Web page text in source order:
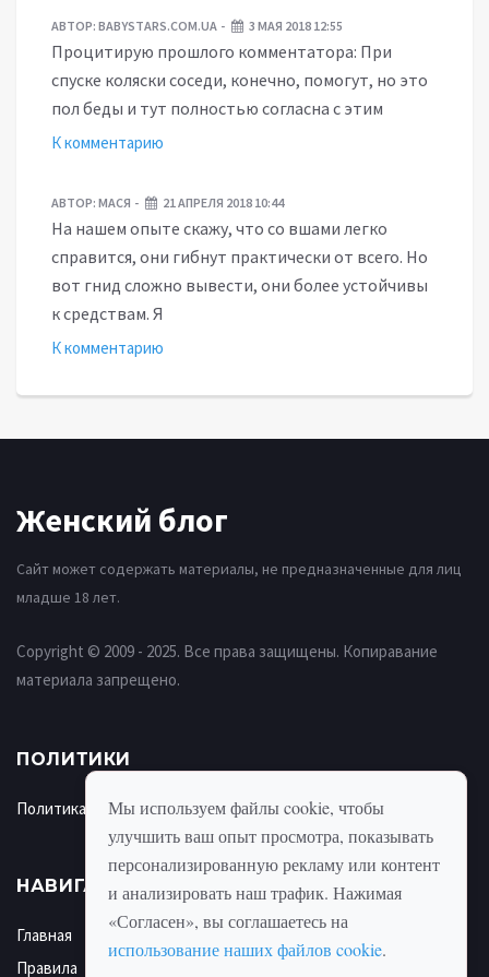
АВТОР: BABYSTARS.COM.UA 3 МАЯ 2018 12:55
Процитирую прошлого комментатора: При
спуске коляски соседи, конечно, помогут, но это
пол беды и тут полностью согласна с этим
К комментарию
АВТОР: МАСЯ 21 АПРЕЛЯ 2018 10:44
На нашем опыте скажу, что со вшами легко
справится, они гибнут практически от всего. Но
вот гнид сложно вывести, они более устойчивы
к средствам. Я
К комментарию
Женский блог
Сайт может содержать материалы, не предназначенные для лиц
младше 18 лет.
Copyright © 2009 - 2025. Все права защищены. Копиравание
материала запрещено.
ПОЛИТИКИ
Политика использования cookie
НАВИГАЦИЯ
Главная
Правила
Мы используем файлы cookie, чтобы
улучшить ваш опыт просмотра, показывать
персонализированную рекламу или контент
и анализировать наш трафик. Нажимая
«Согласен», вы соглашаетесь на
использование наших файлов cookie.